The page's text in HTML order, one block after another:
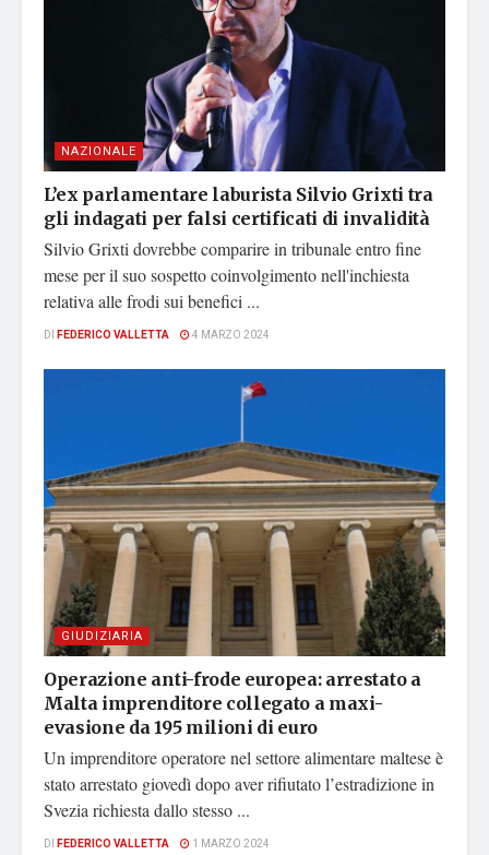
NAZIONALE
L’ex parlamentare laburista Silvio Grixti tra
gli indagati per falsi certificati di invalidità
Silvio Grixti dovrebbe comparire in tribunale entro fine
mese per il suo sospetto coinvolgimento nell'inchiesta
relativa alle frodi sui benefici ...
DI FEDERICO VALLETTA 4 MARZO 2024
GIUDIZIARIA
Operazione anti-frode europea: arrestato a
Malta imprenditore collegato a maxi-
evasione da 195 milioni di euro
Un imprenditore operatore nel settore alimentare maltese è
stato arrestato giovedì dopo aver rifiutato l’estradizione in
Svezia richiesta dallo stesso ...
DI FEDERICO VALLETTA 1 MARZO 2024